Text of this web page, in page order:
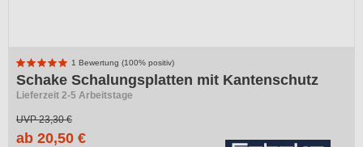
1 Bewertung (100% positiv)
Schake Schalungsplatten mit Kantenschutz
Lieferzeit 2-5 Arbeitstage
UVP23,30 €
ab 20,50 €